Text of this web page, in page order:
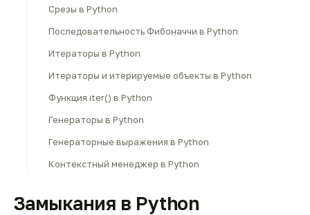
Срезы в Python
Последовательность Фибоначчи в Python
Итераторы в Python
Итераторы и итерируемые объекты в Python
Функция iter() в Python
Генераторы в Python
Генераторные выражения в Python
Контекстный менеджер в Python
Замыкания в Python